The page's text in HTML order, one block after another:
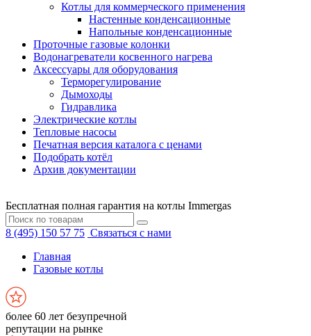
Котлы для коммерческого применения
Настенные конденсационные
Напольные конденсационные
Проточные газовые колонки
Водонагреватели косвенного нагрева
Аксессуары для оборудования
Терморегулирование
Дымоходы
Гидравлика
Электрические котлы
Тепловые насосы
Печатная версия каталога с ценами
Подобрать котёл
Архив документации
Бесплатная полная гарантия на котлы Immergas
8 (495) 150 57 75 Связаться с нами
Главная
Газовые котлы
более 60 лет безупречной
репутации на рынке